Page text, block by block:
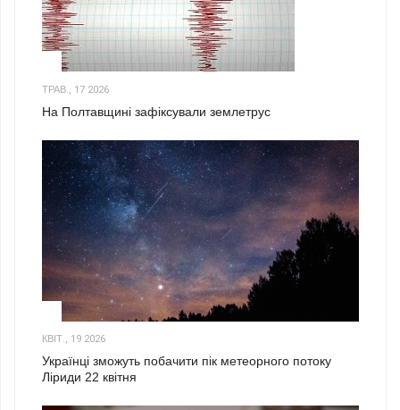
ТРАВ., 17 2026
На Полтавщині зафіксували землетрус
КВІТ., 19 2026
Українці зможуть побачити пік метеорного потоку
Ліриди 22 квітня